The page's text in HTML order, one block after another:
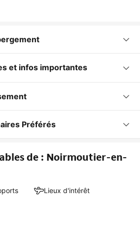
et infos importantes
Préférés
de : Noirmoutier-en-
Lieux d'intérêt